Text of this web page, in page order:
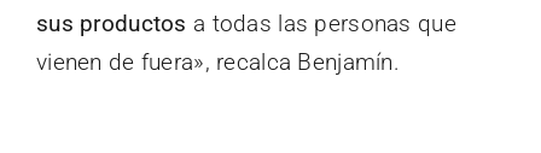
sus productos a todas las personas que
vienen de fuera», recalca Benjamín.